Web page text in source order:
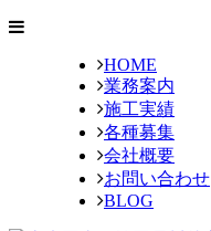
HOME
業務案内
施工実績
各種募集
会社概要
お問い合わせ
BLOG